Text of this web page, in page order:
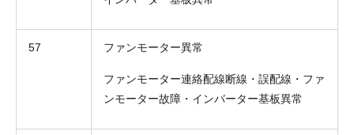
57 ファンモーター異常
ファンモーター連絡配線断線・誤配線・ファ
ンモーター故障・インバーター基板異常